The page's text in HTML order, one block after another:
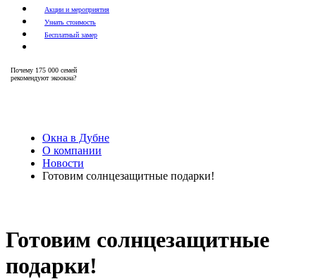
Акции и мероприятия
Узнать стоимость
Бесплатный замер
Почему 175 000 семей
рекомендуют экоокна?
Окна в Дубне
О компании
Новости
Готовим солнцезащитные подарки!
Готовим солнцезащитные
подарки!